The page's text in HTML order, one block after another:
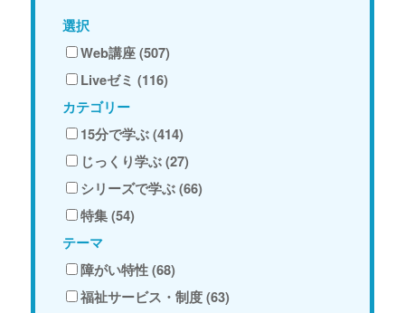
選択
Web講座 (507)
Liveゼミ (116)
カテゴリー
15分で学ぶ (414)
じっくり学ぶ (27)
シリーズで学ぶ (66)
特集 (54)
テーマ
障がい特性 (68)
福祉サービス・制度 (63)